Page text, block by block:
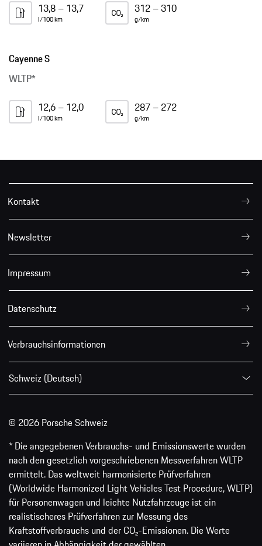
13,8 – 13,7
l/100 km
312 – 310
g/km
Cayenne S
WLTP*
12,6 – 12,0
l/100 km
287 – 272
g/km
Kontakt
Newsletter
Impressum
Datenschutz
Verbrauchsinformationen
Schweiz (Deutsch)
© 2026 Porsche Schweiz
* Die angegebenen Verbrauchs- und Emissionswerte wurden
nach den gesetzlich vorgeschriebenen Messverfahren WLTP
ermittelt. Das weltweit harmonisierte Prüfverfahren
(Worldwide Harmonized Light Vehicles Test Procedure, WLTP)
für Personenwagen und leichte Nutzfahrzeuge ist ein
realistischeres Prüfverfahren zur Messung des
Kraftstoffverbrauchs und der CO₂-Emissionen. Die Werte